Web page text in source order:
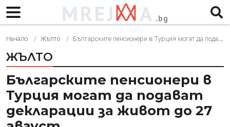
Начало Жълто Българските пенсионери в Турция могат да подават декларации за живот до 27 август
ЖЪЛТО
Българските пенсионери в
Турция могат да подават
декларации за живот до 27